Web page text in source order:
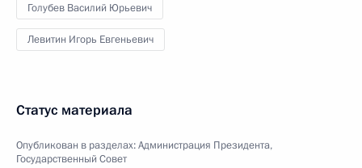
Голубев Василий Юрьевич
Левитин Игорь Евгеньевич
Статус материала
Опубликован в разделах:Администрация Президента,
Государственный Совет